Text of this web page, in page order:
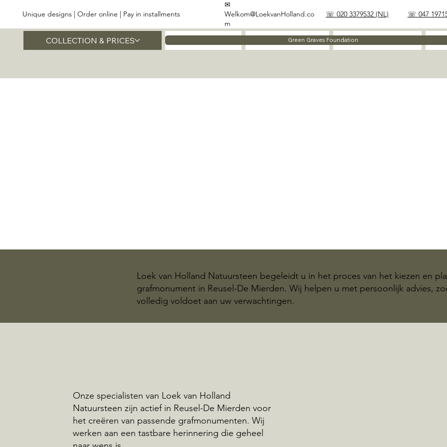
COLLECTION & PRICES Method
Green Graves Foundation
Unique designs | Order online | Pay in installments ☏ 020 3379532 (NL) ☏ 047
✉
Welkom@LoekvanHolland.co
m
Loek van Holland Natuursteen begeleidt u in het proces van het kiezen en
grafmonument in Reusel-De Mierden. Wij helpen u met persoonlijk advies,
volledig voldoet aan uw verwachtingen.
Onze specialisten van Loek van Holland
Natuursteen zijn actief in Reusel-De Mierden voor
het creëren van passende grafmonumenten. Wij
werken aan een tastbare herinnering die geheel